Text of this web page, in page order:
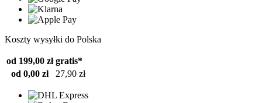
Koszty wysyłki do Polska
od 199,00 zł gratis*
od 0,00 zł
27,90 zł